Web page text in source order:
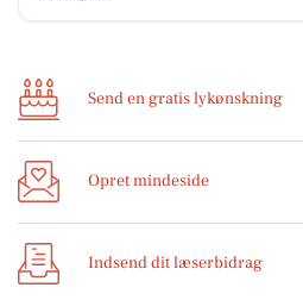
Send en gratis lykønskning
Opret mindeside
Indsend dit læserbidrag